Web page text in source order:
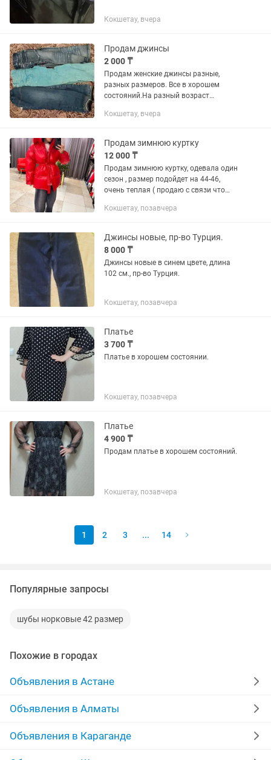
Кокшетау, вчера
Продам джинсы
2 000 ₸
Продам женские джинсы разные,
разных размеров. Все в хорошем
состояний.На разный возраст
подростков и взрослых.
Кокшетау, вчера
Продам зимнюю куртку
12 000 ₸
Продам зимнюю куртку, одевала один
сезон , размер подойдет на 44-46,
очень теплая ( продаю с связи что
Кокшетау, позавчера
Джинсы новые, пр-во Турция.
8 000 ₸
Джинсы новые в синем цвете, длина
102 см., пр-во Турция.
Кокшетау, позавчера
Платье
3 700 ₸
Платье в хорошем состоянии.
Кокшетау, позавчера
Платье
4 900 ₸
Продам платье в хорошем состояний.
Кокшетау, позавчера
1 2 3 ... 14
Популярные запросы
шубы норковые 42 размер
Похожие в городах
Объявления в Астане
Объявления в Алматы
Объявления в Караганде